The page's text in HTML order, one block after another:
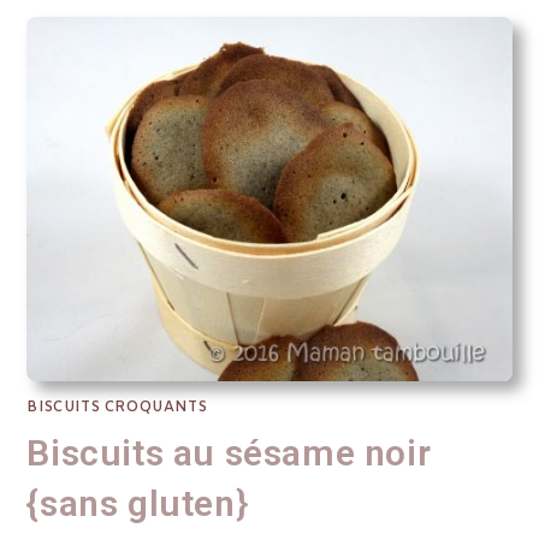
BISCUITS CROQUANTS
Biscuits au sésame noir
{sans gluten}